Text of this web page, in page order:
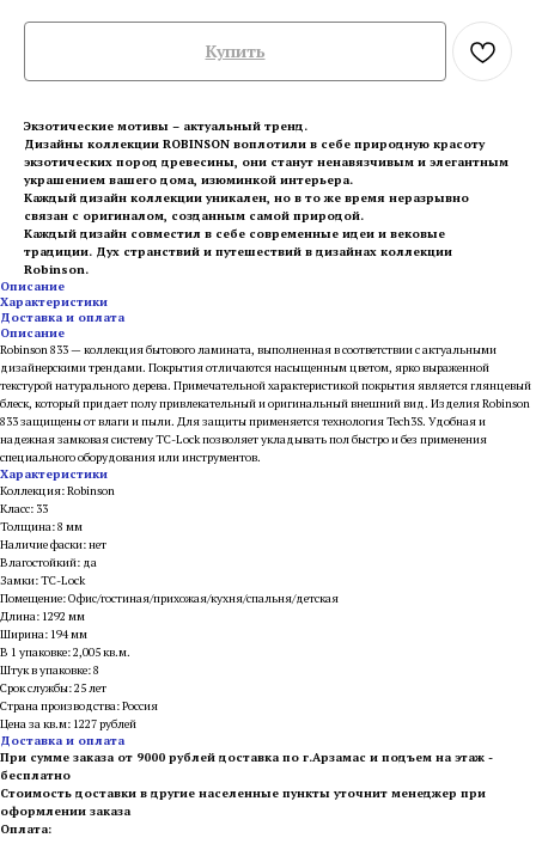
Купить
Экзотические мотивы – актуальный тренд.
Дизайны коллекции ROBINSON воплотили в себе природную красоту
экзотических пород древесины, они станут ненавязчивым и элегантным
украшением вашего дома, изюминкой интерьера.
Каждый дизайн коллекции уникален, но в то же время неразрывно
связан с оригиналом, созданным самой природой.
Каждый дизайн совместил в себе современные идеи и вековые
традиции. Дух странствий и путешествий в дизайнах коллекции
Robinson.
Описание
Характеристики
Доставка и оплата
Описание
Robinson 833 — коллекция бытового ламината, выполненная в соответствии с актуальными
дизайнерскими трендами. Покрытия отличаются насыщенным цветом, ярко выраженной
текстурой натурального дерева. Примечательной характеристикой покрытия является глянцевый
блеск, который придает полу привлекательный и оригинальный внешний вид. Изделия Robinson
833 защищены от влаги и пыли. Для защиты применяется технология Tech3S. Удобная и
надежная замковая систему TC-Lock позволяет укладывать пол быстро и без применения
специального оборудования или инструментов.
Характеристики
Коллекция: Robinson
Класс: 33
Толщина: 8 мм
Наличие фаски: нет
Влагостойкий: да
Замки: TC-Lock
Помещение: Офис/гостиная/прихожая/кухня/спальня/детская
Длина: 1292 мм
Ширина: 194 мм
В 1 упаковке: 2,005 кв.м.
Штук в упаковке: 8
Срок службы: 25 лет
Страна производства: Россия
Цена за кв.м: 1227 рублей
Доставка и оплата
При сумме заказа от 9000 рублей доставка по г.Арзамас и подъем на этаж -
бесплатно
Стоимость доставки в другие населенные пункты уточнит менеджер при
оформлении заказа
Оплата: